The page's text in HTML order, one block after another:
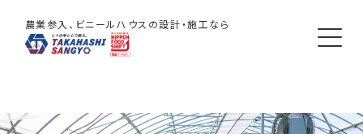
農業参入、ビニールハウスの設計・施工なら